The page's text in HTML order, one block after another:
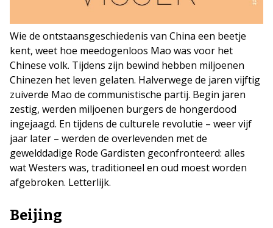
Wie de ontstaansgeschiedenis van China een beetje
kent, weet hoe meedogenloos Mao was voor het
Chinese volk. Tijdens zijn bewind hebben miljoenen
Chinezen het leven gelaten. Halverwege de jaren vijftig
zuiverde Mao de communistische partij. Begin jaren
zestig, werden miljoenen burgers de hongerdood
ingejaagd. En tijdens de culturele revolutie – weer vijf
jaar later – werden de overlevenden met de
gewelddadige Rode Gardisten geconfronteerd: alles
wat Westers was, traditioneel en oud moest worden
afgebroken. Letterlijk.
Beijing